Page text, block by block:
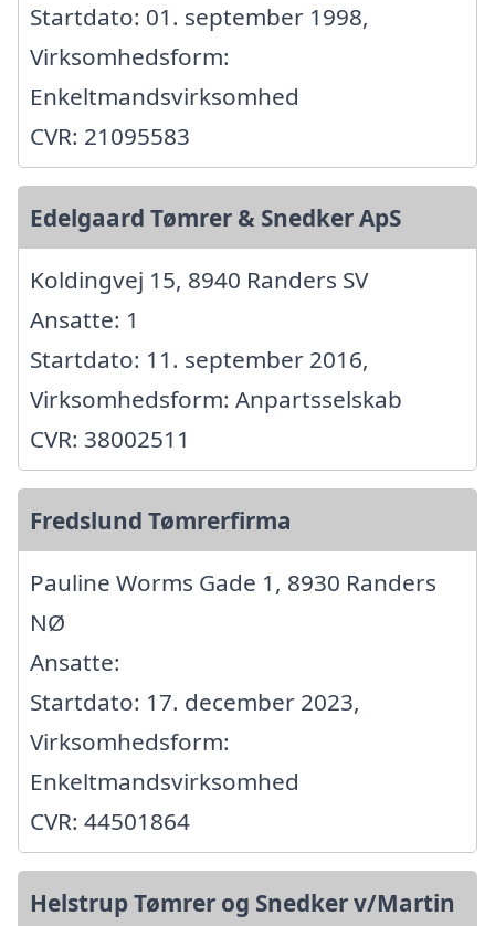
Startdato: 01. september 1998,
Virksomhedsform:
Enkeltmandsvirksomhed
CVR: 21095583
Edelgaard Tømrer & Snedker ApS
Koldingvej 15, 8940 Randers SV
Ansatte: 1
Startdato: 11. september 2016,
Virksomhedsform: Anpartsselskab
CVR: 38002511
Fredslund Tømrerfirma
Pauline Worms Gade 1, 8930 Randers
NØ
Ansatte:
Startdato: 17. december 2023,
Virksomhedsform:
Enkeltmandsvirksomhed
CVR: 44501864
Helstrup Tømrer og Snedker v/Martin